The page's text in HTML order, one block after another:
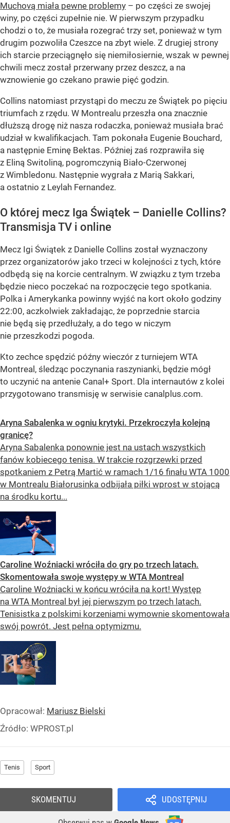
Muchovą miała pewne problemy – po części ze swojej
winy, po części zupełnie nie. W pierwszym przypadku
chodzi o to, że musiała rozegrać trzy set, ponieważ w tym
drugim pozwoliła Czeszce na zbyt wiele. Z drugiej strony
ich starcie przeciągnęło się niemiłosiernie, wszak w pewnej
chwili mecz został przerwany przez deszcz, a na
wznowienie go czekano prawie pięć godzin.
Collins natomiast przystąpi do meczu ze Świątek po pięciu
triumfach z rzędu. W Montrealu przeszła ona znacznie
dłuższą drogę niż nasza rodaczka, ponieważ musiała brać
udział w kwalifikacjach. Tam pokonała Eugenie Bouchard,
a następnie Eminę Bektas. Później zaś rozprawiła się
z Eliną Switoliną, pogromczynią Biało-Czerwonej
z Wimbledonu. Następnie wygrała z Marią Sakkari,
a ostatnio z Leylah Fernandez.
O której mecz Iga Świątek – Danielle Collins?
Transmisja TV i online
Mecz Igi Świątek z Danielle Collins został wyznaczony
przez organizatorów jako trzeci w kolejności z tych, które
odbędą się na korcie centralnym. W związku z tym trzeba
będzie nieco poczekać na rozpoczęcie tego spotkania.
Polka i Amerykanka powinny wyjść na kort około godziny
22:00, aczkolwiek zakładając, że poprzednie starcia
nie będą się przedłużały, a do tego w niczym
nie przeszkodzi pogoda.
Kto zechce spędzić późny wieczór z turniejem WTA
Montreal, śledząc poczynania raszynianki, będzie mógł
to uczynić na antenie Canal+ Sport. Dla internautów z kolei
przygotowano transmisję w serwisie canalplus.com.
Aryna Sabalenka w ogniu krytyki. Przekroczyła kolejną
granicę?
Aryna Sabalenka ponownie jest na ustach wszystkich
fanów kobiecego tenisa. W trakcie rozgrzewki przed
spotkaniem z Petrą Martić w ramach 1/16 finału WTA 1000
w Montrealu Białorusinka odbijała piłki wprost w stojącą
na środku kortu...
Caroline Woźniacki wróciła do gry po trzech latach.
Skomentowała swoje występy w WTA Montreal
Caroline Woźniacki w końcu wróciła na kort! Występ
na WTA Montreal był jej pierwszym po trzech latach.
Tenisistka z polskimi korzeniami wymownie skomentowała
swój powrót. Jest pełna optymizmu.
Opracował: Mariusz Bielski
Źródło: WPROST.pl
Tenis Sport
UDOSTĘPNIJ
SKOMENTUJ